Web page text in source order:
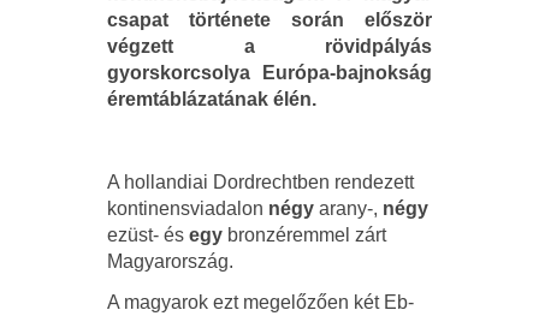
csapat története során először
végzett a rövidpályás
gyorskorcsolya Európa-bajnokság
éremtáblázatának élén.
A hollandiai Dordrechtben rendezett
kontinensviadalon négy arany-, négy
ezüst- és egy bronzéremmel zárt
Magyarország.
A magyarok ezt megelőzően két Eb-